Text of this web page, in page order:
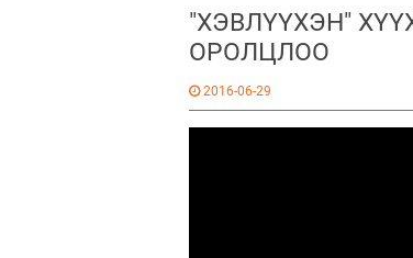
"ХЭВЛҮҮХЭН"
ОРОЛЦЛОО
2016-06-29